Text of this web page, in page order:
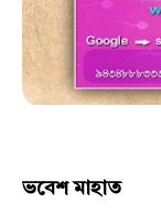
ভবেশ মাহাত